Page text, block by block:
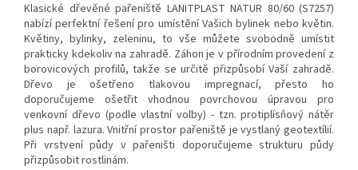
Klasické dřevěné pařeniště LANITPLAST NATUR 80/60 (S7257)
nabízí perfektní řešení pro umístění Vašich bylinek nebo květin.
Květiny, bylinky, zeleninu, to vše můžete svobodně umístit
prakticky kdekoliv na zahradě. Záhon je v přírodním provedení z
borovicových profilů, takže se určitě přizpůsobí Vaší zahradě.
Dřevo je ošetřeno tlakovou impregnací, přesto ho
doporučujeme ošetřit vhodnou povrchovou úpravou pro
venkovní dřevo (podle vlastní volby) - tzn. protiplísňový nátěr
plus např. lazura. Vnitřní prostor pařeniště je vystlaný geotextílií.
Při vrstvení půdy v pařeništi doporučujeme strukturu půdy
přizpůsobit rostlinám.